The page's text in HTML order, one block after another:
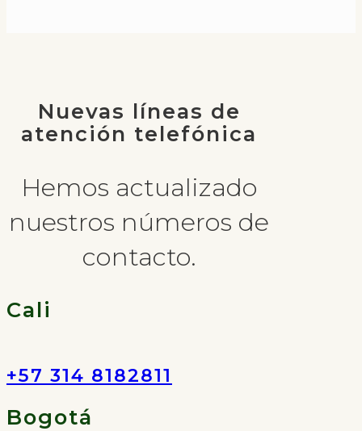
Nuevas líneas de
atención telefónica
Hemos actualizado
nuestros números de
contacto.
Cali
+57 314 8182811
Bogotá